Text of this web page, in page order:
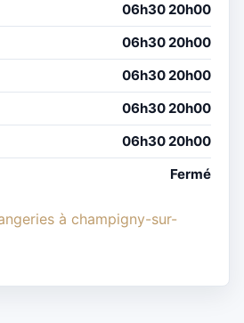
06h30 20h00
06h30 20h00
06h30 20h00
06h30 20h00
06h30 20h00
Fermé
à champigny-sur-